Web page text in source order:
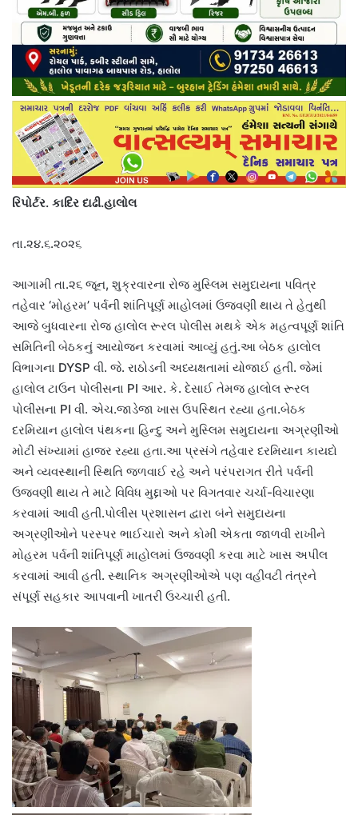
રિપોર્ટર. કાદિર દાઢી.હાલોલ
તા.૨૪.૬.૨૦૨૬
આગામી તા.૨૬ જૂન, શુક્રવારના રોજ મુસ્લિમ સમુદાયના પવિત્ર
તહેવાર ‘મોહરમ’ પર્વની શાંતિપૂર્ણ માહોલમાં ઉજવણી થાય તે હેતુથી
આજે બુધવારના રોજ હાલોલ રૂરલ પોલીસ મથકે એક મહત્વપૂર્ણ શાંતિ
સમિતિની બેઠકનું આયોજન કરવામાં આવ્યું હતું.આ બેઠક હાલોલ
વિભાગના DYSP વી. જે. રાઠોડની અધ્યક્ષતામાં યોજાઈ હતી. જેમાં
હાલોલ ટાઉન પોલીસના PI આર. કે. દેસાઈ તેમજ હાલોલ રૂરલ
પોલીસના PI વી. એચ.જાડેજા ખાસ ઉપસ્થિત રહ્યા હતા.બેઠક
દરમિયાન હાલોલ પંથકના હિન્દુ અને મુસ્લિમ સમુદાયના અગ્રણીઓ
મોટી સંખ્યામાં હાજર રહ્યા હતા.આ પ્રસંગે તહેવાર દરમિયાન કાયદો
અને વ્યવસ્થાની સ્થિતિ જળવાઈ રહે અને પરંપરાગત રીતે પર્વની
ઉજવણી થાય તે માટે વિવિધ મુદ્દાઓ પર વિગતવાર ચર્ચા-વિચારણા
કરવામાં આવી હતી.પોલીસ પ્રશાસન દ્વારા બંને સમુદાયના
અગ્રણીઓને પરસ્પર ભાઈચારો અને કોમી એકતા જાળવી રાખીને
મોહરમ પર્વની શાંતિપૂર્ણ માહોલમાં ઉજવણી કરવા માટે ખાસ અપીલ
કરવામાં આવી હતી. સ્થાનિક અગ્રણીઓએ પણ વહીવટી તંત્રને
સંપૂર્ણ સહકાર આપવાની ખાતરી ઉચ્ચારી હતી.